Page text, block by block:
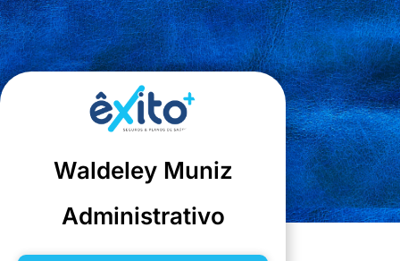
Waldeley Muniz
Administrativo